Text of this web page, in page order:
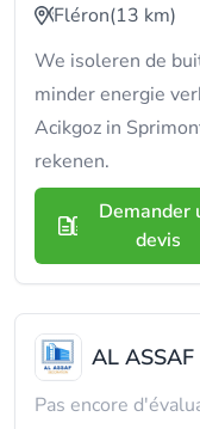
Fléron(13 km)
We isoleren de
minder energie
Acikgoz in
rekenen.
Demander
devis
AL ASSAF
Pas encore